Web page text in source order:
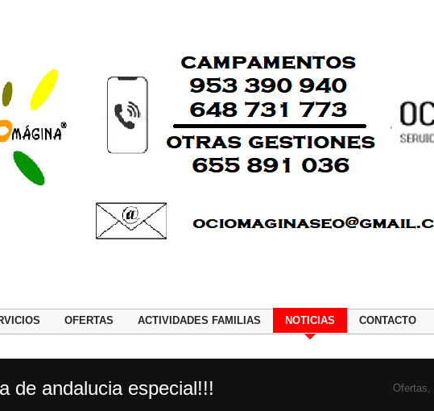
OFERTAS ACTIVIDADES FAMILIAS NOTICIAS CONTACTO
de andalucia especial!!! Ofertas,